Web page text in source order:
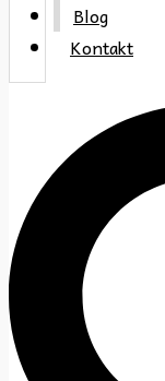
Blog
Kontakt